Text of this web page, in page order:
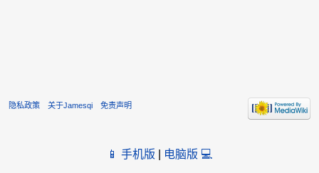
隐私政策 关于Jamesqi 免责声明
📱 手机版 电脑版 💻